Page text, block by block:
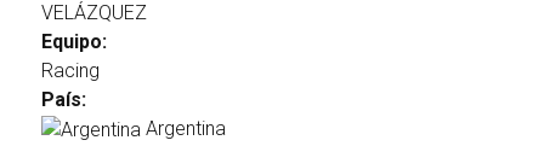
VELÁZQUEZ
Equipo:
Racing
País:
Argentina